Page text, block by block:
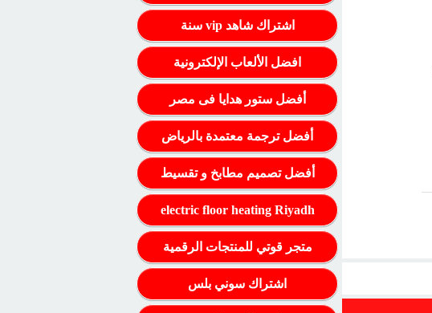
اشتراك شاهد vip سنة
افضل الألعاب الإلكترونية
أفضل ستور هدايا فى مصر
أفضل ترجمة معتمدة بالرياض
أفضل تصميم مطابخ و تقسيط
electric floor heating Riyadh
متجر قوتي للمنتجات الرقمية
اشتراك سوني بلس